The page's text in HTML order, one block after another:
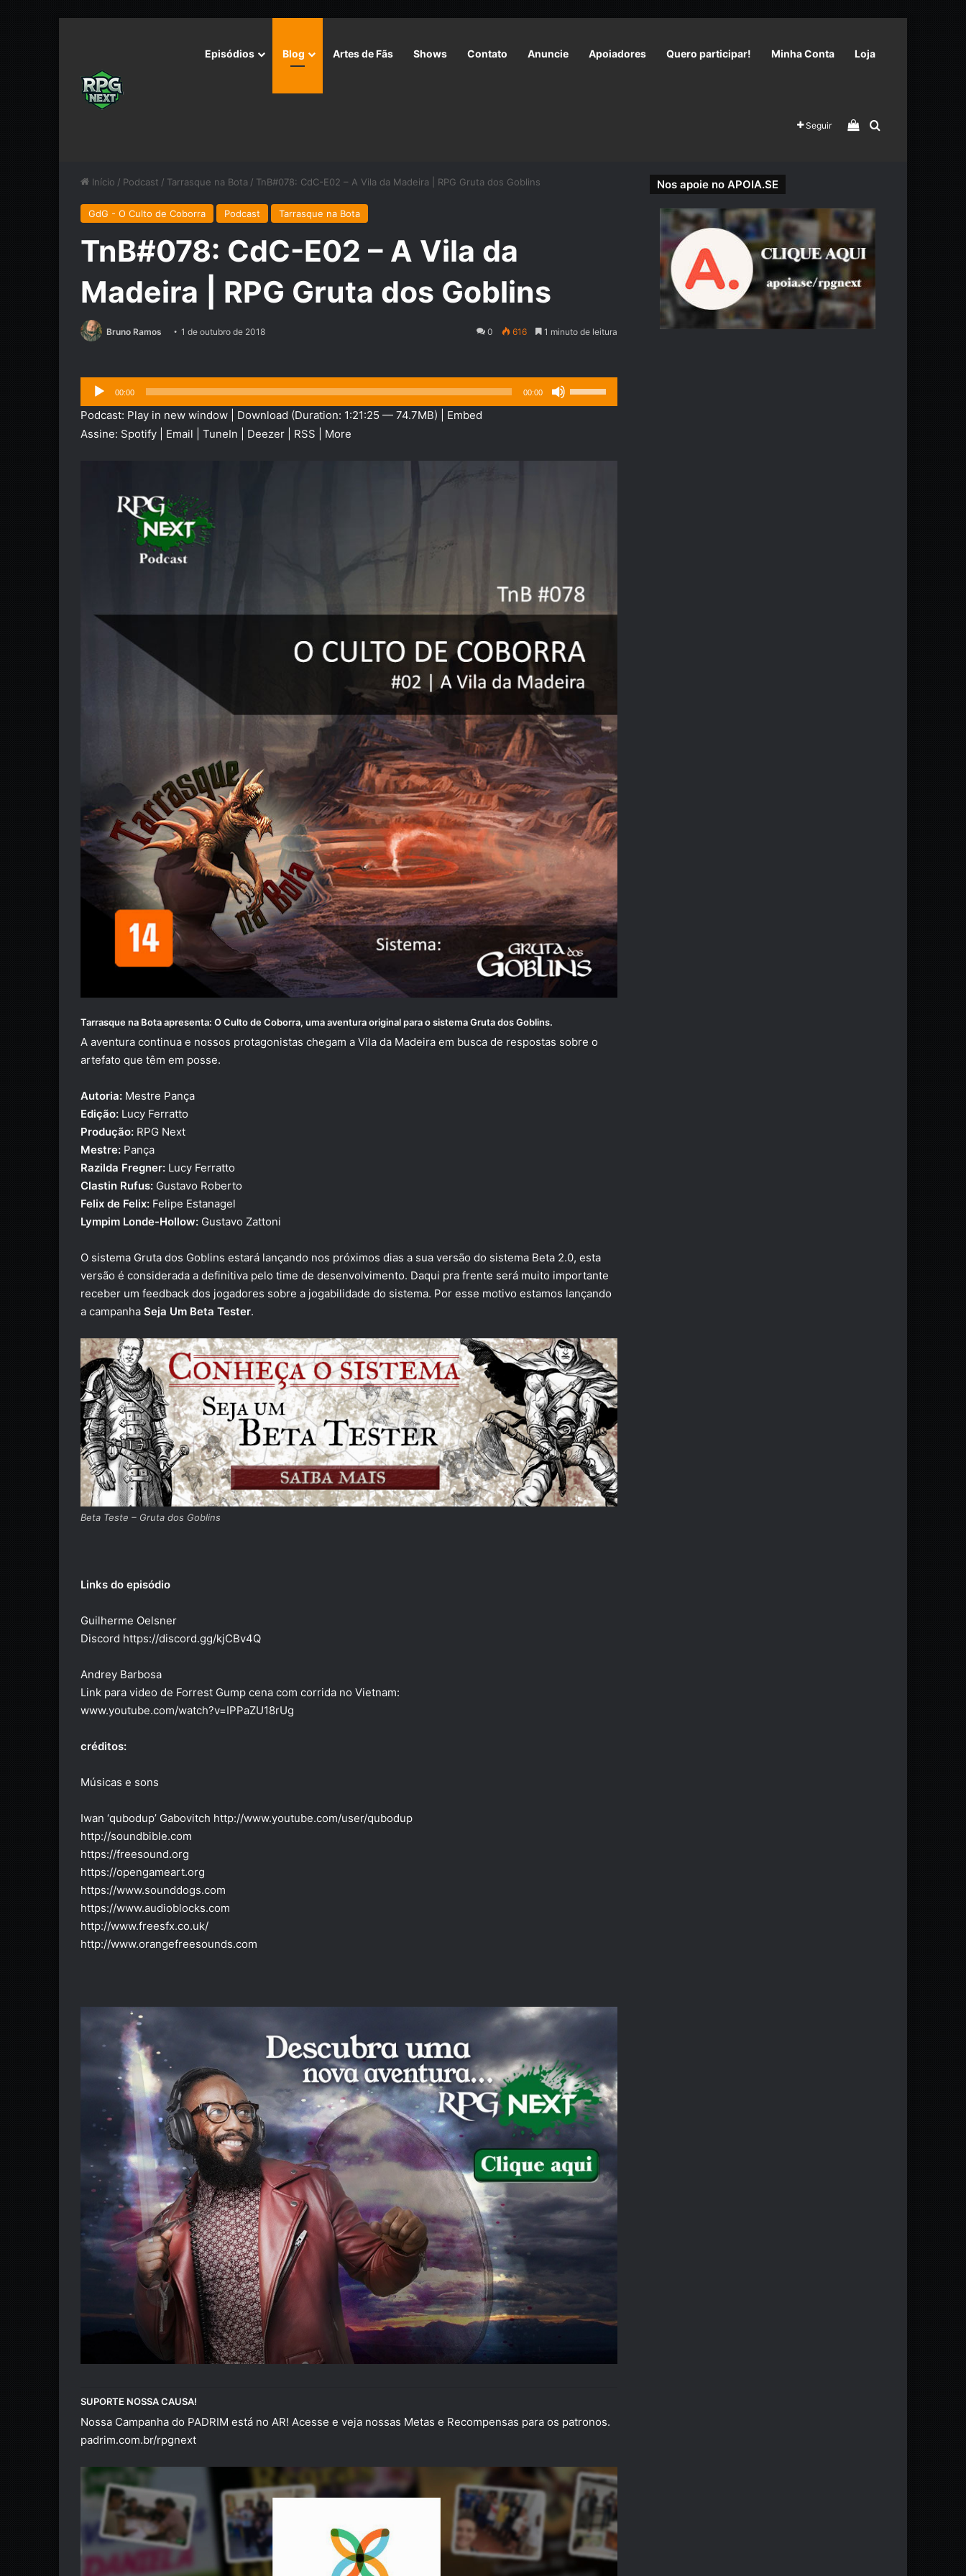
Episódios Blog Artes de Fãs Shows Contato Anuncie Apoiadores Quero participar! Minha Conta Loja
Seguir Veja seu carrinho
Procurar por
Início / Podcast / Tarrasque na Bota / TnB#078: CdC-E02 – A Vila da Madeira | RPG Gruta dos Goblins
GdG - O Culto de Coborra Podcast Tarrasque na Bota
TnB#078: CdC-E02 – A Vila da
Madeira | RPG Gruta dos Goblins
Bruno Ramos 1 de outubro de 2018 0 616 1 minuto de leitura
Tocador
de
áudio
00:00 00:00
as
diminuir
o
volume.
Podcast: Play in new window Download (Duration: 1:21:25 — 74.7MB) | Embed
Assine: Spotify Email TuneIn Deezer RSS More
Tarrasque na Botaapresenta: OCulto de Coborra, uma aventura original para o sistemaGruta dos Goblins.
A aventura continua e nossos protagonistas chegam a Vila da Madeira em busca de respostas sobre o
artefato que têm em posse.
Autoria: Mestre Pança
Edição: Lucy Ferratto
Produção: RPG Next
Mestre: Pança
Razilda Fregner: Lucy Ferratto
Clastin Rufus: Gustavo Roberto
Felix de Felix: Felipe Estanagel
Lympim Londe-Hollow: Gustavo Zattoni
O sistema Gruta dos Goblins estará lançando nos próximos dias a sua versão do sistema Beta 2.0, esta
versão é considerada a definitiva pelo time de desenvolvimento. Daqui pra frente será muito importante
receber um feedback dos jogadores sobre a jogabilidade do sistema. Por esse motivo estamos lançando
a campanha Seja Um Beta Tester.
Beta Teste – Gruta dos Goblins
Links do episódio
Guilherme Oelsner
Discord https://discord.gg/kjCBv4Q
Andrey Barbosa
Link para video de Forrest Gump cena com corrida no Vietnam:
www.youtube.com/watch?v=IPPaZU18rUg
créditos:
Músicas e sons
Iwan ‘qubodup’ Gabovitch http://www.youtube.com/user/qubodup
http://soundbible.com
https://freesound.org
https://opengameart.org
https://www.sounddogs.com
https://www.audioblocks.com
http://www.freesfx.co.uk/
http://www.orangefreesounds.com
SUPORTE NOSSA CAUSA!
Nossa Campanha do PADRIM está no AR! Acesse e veja nossas Metas e Recompensas para os patronos.
padrim.com.br/rpgnext
Nos apoie no APOIA.SE